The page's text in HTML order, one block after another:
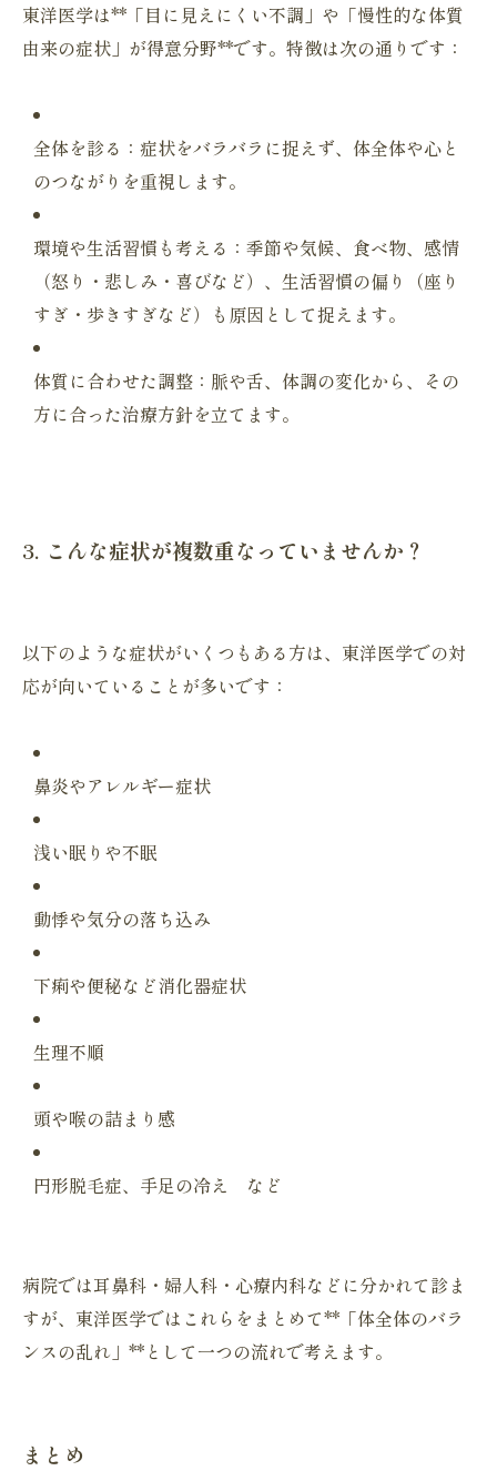
東洋医学は**「目に見えにくい不調」や「慢性的な体質
由来の症状」が得意分野**です。 特徴は次の通りです：
全体を診る：症状をバラバラに捉えず、 体全体や心と
のつながりを重視します。
環境や生活習慣も考える：季節や気候、食べ物、感情
（怒り・ 悲しみ・喜びなど）、生活習慣の偏り（座り
すぎ・歩きすぎなど）
も原因として捉えます。
体質に合わせた調整：脈や舌、体調の変化から、 その
方に合った治療方針を立てます。
3. こんな症状が複数重なっていませんか？
以下のような症状がいくつもある方は、 東洋医学での対
応が向いていることが多いです：
鼻炎やアレルギー症状
浅い眠りや不眠
動悸や気分の落ち込み
下痢や便秘など消化器症状
生理不順
頭や喉の詰まり感
円形脱毛症、手足の冷え など
病院では耳鼻科・婦人科・心療内科などに分かれて診ま
すが、 東洋医学ではこれらをまとめて**「体全体のバラ
ンスの乱れ」**として一つの流れで考えます。
まとめ